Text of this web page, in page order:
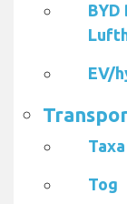
EV/
Taxa
Tog